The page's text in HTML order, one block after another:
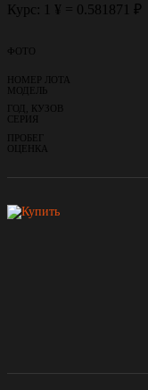
Курс: 1 ¥ = 0.581871 ₽
ФОТО
НОМЕР ЛОТА
МОДЕЛЬ
ГОД, КУЗОВ
СЕРИЯ
ПРОБЕГ
ОЦЕНКА